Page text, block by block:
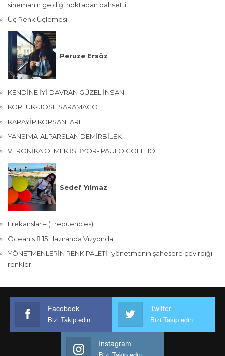
sinemanın geldiği noktadan bahsetti
Üç Renk Üçlemesi
Peruze Ersöz
KENDİNE İYİ DAVRAN GÜZEL İNSAN
KÖRLÜK- JOSE SARAMAGO
KARAYİP KORSANLARI
YANSIMA-ALPARSLAN DEMİRBİLEK
VERONİKA ÖLMEK İSTİYOR- PAULO COELHO
Sedef Yılmaz
Frekanslar – (Frequencies)
Ocean’s 8 15 Haziranda Vizyonda
YÖNETMENLERİN RENK PALETİ- yönetmenin şahesere çevirdiği
renkler
Facebook
Bizi Takip edin
Twitter
Bizi Takip edin
Instagram